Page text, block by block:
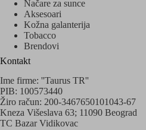
Načare za sunce
Aksesoari
Kožna galanterija
Tobacco
Brendovi
Kontakt
Ime firme: ''Taurus TR''
PIB: 100573440
Žiro račun: 200-3467650101043-67
Kneza Višeslava 63; 11090 Beograd
TC Bazar Vidikovac